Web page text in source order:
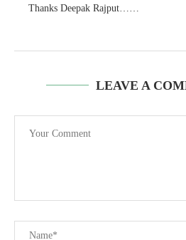
Thanks Deepak Rajput……
LEAVE A